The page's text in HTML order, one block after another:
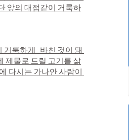
앞의 대접같이 거룩하
룩하게   바친 것이 돼
제물로 드릴 고기를 삶
다시는 가나안 사람이